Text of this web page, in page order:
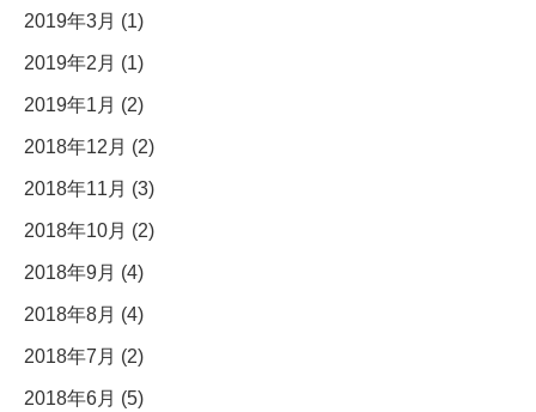
2019年3月 (1)
2019年2月 (1)
2019年1月 (2)
2018年12月 (2)
2018年11月 (3)
2018年10月 (2)
2018年9月 (4)
2018年8月 (4)
2018年7月 (2)
2018年6月 (5)